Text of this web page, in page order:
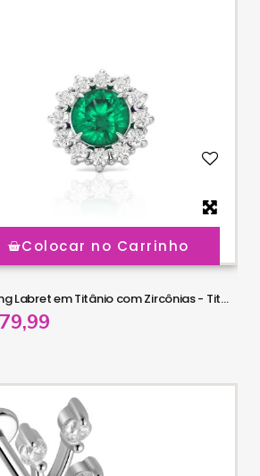
Colocar no Carrinho
Piercing Labret em Titânio com Zircônias - Titânio - 7TRG277